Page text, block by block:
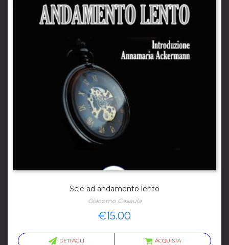
Scie ad andamento lento
Giacomo Casaula
€15.00
DETTAGLI ACQUISTA